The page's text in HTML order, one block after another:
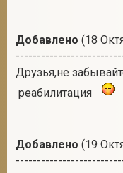
Добавлено (18
Друзья,не
реабилитация
Добавлено (19